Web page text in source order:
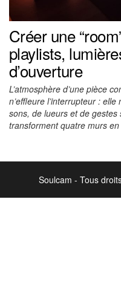
Créer une
playlists,
d’ouverture
L’atmosphère d’une pièce
n’effleure l’interrupteur :
sons, de lueurs et de
transforment quatre murs
Soulcam - Tous